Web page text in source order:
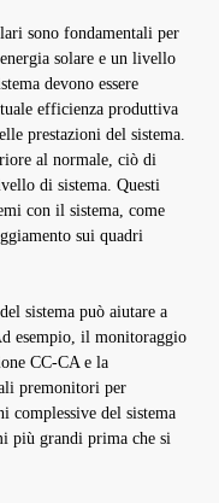
sono fondamentali per
solare e un livello
devono essere
efficienza produttiva
prestazioni del sistema.
al normale, ciò di
di sistema. Questi
con il sistema, come
sui quadri
sistema può aiutare a
esempio, il monitoraggio
CC-CA e la
premonitori per
complessive del sistema
più grandi prima che si